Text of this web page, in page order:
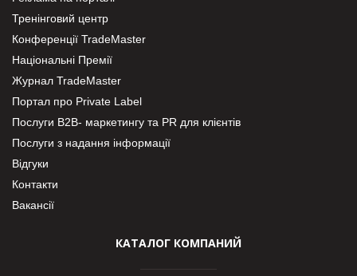
Тренінговий центр
Конференції TradeMaster
Національні Премії
Журнал TradeMaster
Портал про Private Label
Послуги В2В- маркетингу та PR для клієнтів
Послуги з надання інформації
Відгуки
Контакти
Вакансії
КАТАЛОГ КОМПАНИЙ